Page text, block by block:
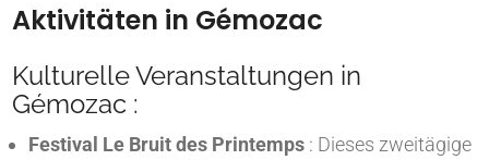
Aktivitäten in Gémozac
Kulturelle Veranstaltungen in
Gémozac :
Festival Le Bruit des Printemps : Dieses zweitägige